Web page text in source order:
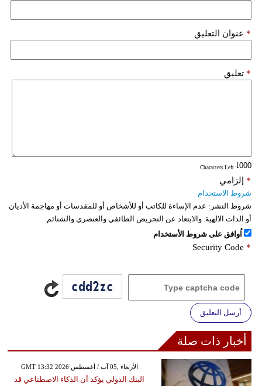
عنوان التعليق *
تعليق *
: Characters Left
إلزامي *
شروط الاستخدام
شروط النشر: عدم الإساءة للكاتب أو للأشخاص أو للمقدسات أو مهاجمة الأديان
أو الذات الالهية. والابتعاد عن التحريض الطائفي والعنصري والشتائم.
اُوافق على شروط الأستخدام
Security Code *
أرسل التعليق
أخبار ذات صلة
GMT 13:32 2026 الأربعاء ,05 آب / أغسطس
البنك الدولي يؤكد أن الذكاء الاصطناعي قد